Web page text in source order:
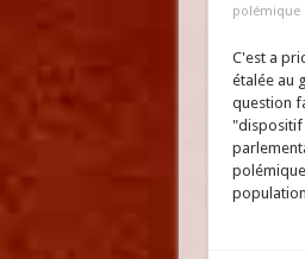
polémique
C'est a
étalée au
question
"dispositif